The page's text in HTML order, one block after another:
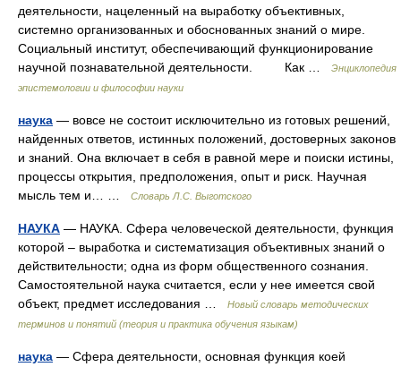
деятельности, нацеленный на выработку объективных,
системно организованных и обоснованных знаний о мире.
Социальный институт, обеспечивающий функционирование
научной познавательной деятельности. Как …
Энциклопедия
эпистемологии и философии науки
наука — вовсе не состоит исключительно из готовых решений,
найденных ответов, истинных положений, достоверных законов
и знаний. Она включает в себя в равной мере и поиски истины,
процессы открытия, предположения, опыт и риск. Научная
мысль тем и… …
Словарь Л.С. Выготского
НАУКА — НАУКА. Сфера человеческой деятельности, функция
которой – выработка и систематизация объективных знаний о
действительности; одна из форм общественного сознания.
Самостоятельной наука считается, если у нее имеется свой
объект, предмет исследования …
Новый словарь методических
терминов и понятий (теория и практика обучения языкам)
наука — Сфера деятельности, основная функция коей